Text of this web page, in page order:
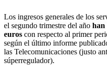
Los ingresos generales de los
el segundo trimestre del año han
euros con respecto al primer
según el último informe
las Telecomunicaciones (justo
súperregulador).